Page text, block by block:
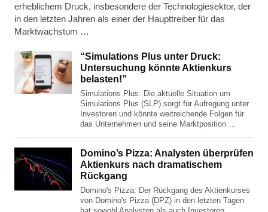
erheblichem Druck, insbesondere der Technologiesektor, der
in den letzten Jahren als einer der Haupttreiber für das
Marktwachstum …
“Simulations Plus unter Druck:
Untersuchung könnte Aktienkurs
belasten!”
Simulations Plus: Die aktuelle Situation um
Simulations Plus (SLP) sorgt für Aufregung unter
Investoren und könnte weitreichende Folgen für
das Unternehmen und seine Marktposition …
Domino’s Pizza: Analysten überprüfen
Aktienkurs nach dramatischem
Rückgang
Domino's Pizza: Der Rückgang des Aktienkurses
von Domino's Pizza (DPZ) in den letzten Tagen